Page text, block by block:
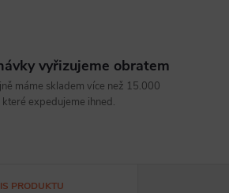
vyřizujeme obratem
máme skladem více než 15.000
expedujeme ihned.
PRODUKTU